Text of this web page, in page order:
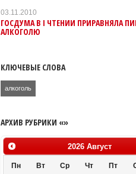
03.11.2010
ГОСДУМА В I ЧТЕНИИ ПРИРАВНЯЛА
АЛКОГОЛЮ
КЛЮЧЕВЫЕ СЛОВА
алкоголь
АРХИВ РУБРИКИ «»
2026 Август
Пн Вт Ср Чт Пт